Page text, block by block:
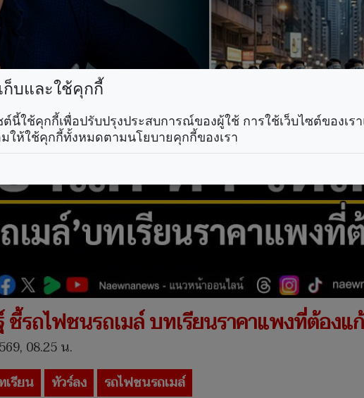
ชี้รถไฟชนรถเมล์ บทเรียนราคาแพงที่ต้องแ
08.25 น.
รียน ทัวร์ลง รถไฟชนรถเมล์
ก็บและใช้คุกกี้
ต์นี้ใช้คุกกี้เพื่อปรับปรุงประสบการณ์ของผู้ใช้ การใช้เว็บไซต์ของเ
ให้ใช้คุกกี้ทั้งหมดตามนโยบายคุกกี้ของเรา